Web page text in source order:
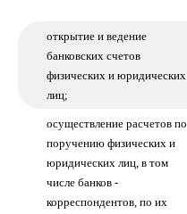
открытие и ведение
банковских счетов
физических и юридических
лиц;
осуществление расчетов по
поручению физических и
юридических лиц, в том
числе банков -
корреспондентов, по их